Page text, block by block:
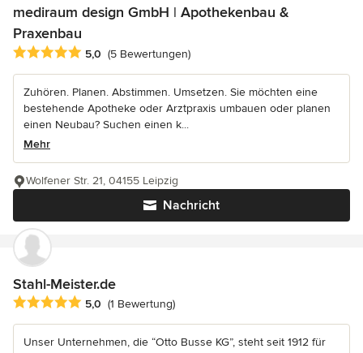
mediraum design GmbH | Apothekenbau &
Praxenbau
Durchschnittliche Bewertung: 5 von 5 Sternen
5,0 (5 Bewertungen)
Zuhören. Planen. Abstimmen. Umsetzen. Sie möchten eine
bestehende Apotheke oder Arztpraxis umbauen oder planen
einen Neubau? Suchen einen k...
Mehr
Nachricht
Wolfener Str. 21, 04155 Leipzig
Stahl-Meister.de
Durchschnittliche Bewertung: 5 von 5 Sternen
5,0 (1 Bewertung)
Unser Unternehmen, die “Otto Busse KG”, steht seit 1912 für